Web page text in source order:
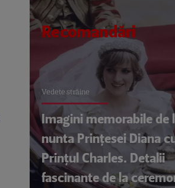
Recomandări
Vedete străine
Imagini memorabile de
nunta Prințesei Diana
Prințul Charles. Detalii
fascinante de la